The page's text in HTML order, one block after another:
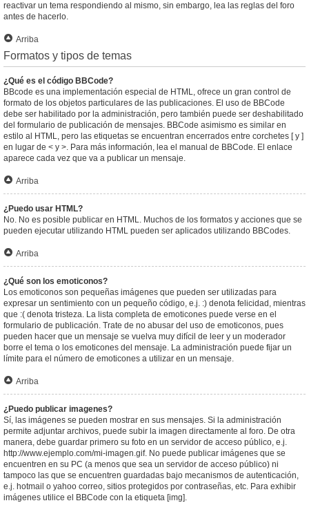
reactivar un tema respondiendo al mismo, sin embargo, lea las reglas del foro
antes de hacerlo.
Arriba
Formatos y tipos de temas
¿Qué es el código BBCode?
BBcode es una implementación especial de HTML, ofrece un gran control de
formato de los objetos particulares de las publicaciones. El uso de BBCode
debe ser habilitado por la administración, pero también puede ser deshabilitado
del formulario de publicación de mensajes. BBCode asimismo es similar en
estilo al HTML, pero las etiquetas se encuentran encerrados entre corchetes [ y ]
en lugar de < y >. Para más información, lea el manual de BBCode. El enlace
aparece cada vez que va a publicar un mensaje.
Arriba
¿Puedo usar HTML?
No. No es posible publicar en HTML. Muchos de los formatos y acciones que se
pueden ejecutar utilizando HTML pueden ser aplicados utilizando BBCodes.
Arriba
¿Qué son los emoticonos?
Los emoticonos son pequeñas imágenes que pueden ser utilizadas para
expresar un sentimiento con un pequeño código, e.j. :) denota felicidad, mientras
que :( denota tristeza. La lista completa de emoticones puede verse en el
formulario de publicación. Trate de no abusar del uso de emoticonos, pues
pueden hacer que un mensaje se vuelva muy difícil de leer y un moderador
borre el tema o los emoticones del mensaje. La administración puede fijar un
límite para el número de emoticones a utilizar en un mensaje.
Arriba
¿Puedo publicar imagenes?
Sí, las imágenes se pueden mostrar en sus mensajes. Si la administración
permite adjuntar archivos, puede subir la imagen directamente al foro. De otra
manera, debe guardar primero su foto en un servidor de acceso público, e.j.
http://www.ejemplo.com/mi-imagen.gif. No puede publicar imágenes que se
encuentren en su PC (a menos que sea un servidor de acceso público) ni
tampoco las que se encuentren guardadas bajo mecanismos de autenticación,
e.j. hotmail o yahoo correo, sitios protegidos por contraseñas, etc. Para exhibir
imágenes utilice el BBCode con la etiqueta [img].